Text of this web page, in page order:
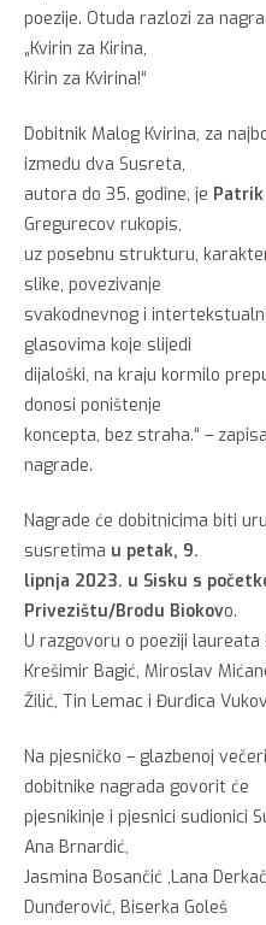
poezije. Otuda razlozi za
„Kvirin za Kirina,
Kirin za Kvirina!“
Dobitnik Malog Kvirina, za
između dva Susreta,
autora do 35. godine, je
Gregurecov rukopis,
uz posebnu strukturu,
slike, povezivanje
svakodnevnog i
glasovima koje slijedi
dijaloški, na kraju kormilo
donosi poništenje
koncepta, bez straha.“ –
nagrade.
Nagrade će dobitnicima biti
susretima u petak, 9.
lipnja 2023. u Sisku s
Privezištu/Brodu Biokovo.
U razgovoru o poeziji
Krešimir Bagić, Miroslav
Žilić, Tin Lemac i Đurđica
Na pjesničko – glazbenoj
dobitnike nagrada govorit će
pjesnikinje i pjesnici sudionici
Ana Brnardić,
Jasmina Bosančić ,Lana
Dunđerović, Biserka Goleš